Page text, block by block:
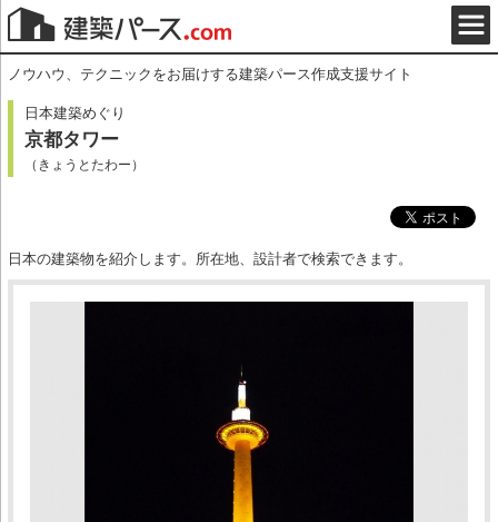
ノウハウ、テクニックをお届けする建築パース作成支援サイト
日本建築めぐり
京都タワー
（きょうとたわー）
日本の建築物を紹介します。所在地、設計者で検索できます。